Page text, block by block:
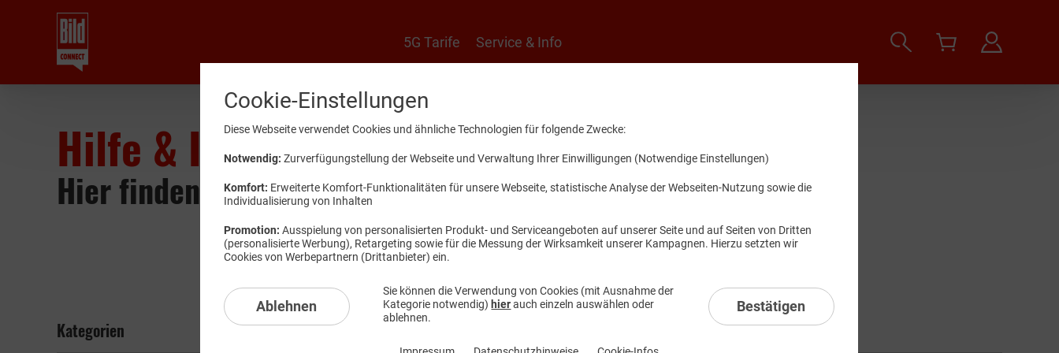
5G Tarife Service & Info
Hilfe & Informationen
Hier finden Sie Wissenswertes und Hilfestellungen.
Kategorien Internet-Zugangsdaten
Cookie-Einstellungen
Diese Webseite verwendet Cookies und ähnliche Technologien für folgende Zwecke:
Notwendig: Zurverfügungstellung der Webseite und Verwaltung Ihrer Einwilligungen (Notwendige Einstellungen)
Komfort: Erweiterte Komfort-Funktionalitäten für unsere Webseite, statistische Analyse der Webseiten-Nutzung sowie die
Individualisierung von Inhalten
Promotion: Ausspielung von personalisierten Produkt- und Serviceangeboten auf unserer Seite und auf Seiten von Dritten
(personalisierte Werbung), Retargeting sowie für die Messung der Wirksamkeit unserer Kampagnen. Hierzu setzten wir
Cookies von Werbepartnern (Drittanbieter) ein.
Ablehnen
Sie können die Verwendung von Cookies (mit Ausnahme der
Kategorie notwendig) hierauch einzeln auswählen oder
ablehnen.
Bestätigen